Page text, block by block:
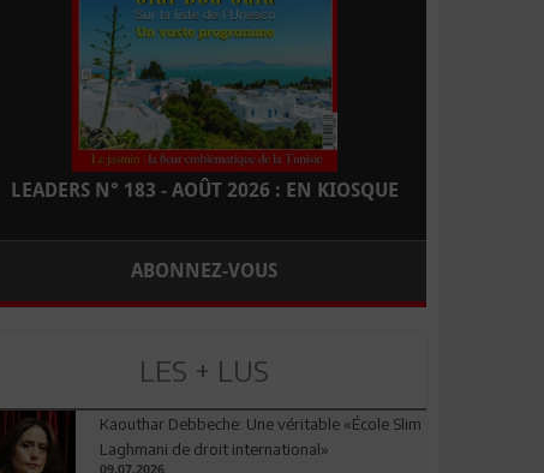
LEADERS N° 183 - AOÛT 2026 : EN KIOSQUE
ABONNEZ-VOUS
LES + LUS
Kaouthar Debbeche: Une véritable «École Slim
Laghmani de droit international»